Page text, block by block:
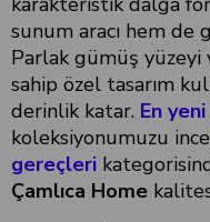
sunum aracı hem de
Parlak gümüş
sahip özel tasarım
derinlik katar. En
koleksiyonumuzu
gereçleri
Çamlıca Home